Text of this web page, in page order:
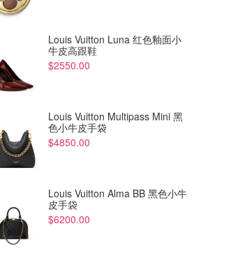
Louis Vuitton Luna 红色釉面小
牛皮高跟鞋
$2550.00
Louis Vuitton Multipass Mini 黑
色小牛皮手袋
$4850.00
Louis Vuitton Alma BB 黑色小牛
皮手袋
$6200.00